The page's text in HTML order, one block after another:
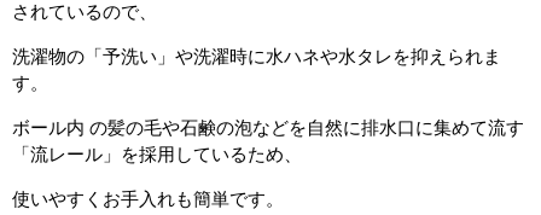
されているので、
洗濯物の「予洗い」や洗濯時に水ハネや水タレを抑えられま
す。
ボール内 の髪の毛や石鹸の泡などを自然に排水口に集めて流す
「流レール」を採用しているため、
使いやすくお手入れも簡単です。